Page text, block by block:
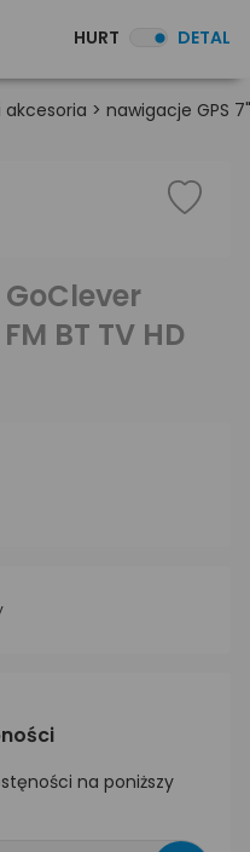
HURT DETAL
akcesoria > nawigacje GPS 7"
BT TV HD
na poniższy